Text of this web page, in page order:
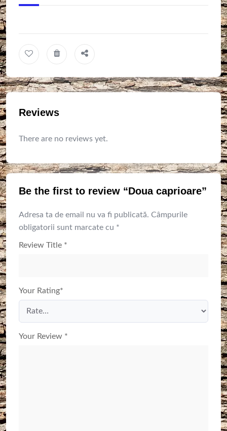
Reviews
There are no reviews yet.
Be the first to review “Doua caprioare”
Adresa ta de email nu va fi publicată. Câmpurile
obligatorii sunt marcate cu *
Review Title *
Your Rating*
Your Review *